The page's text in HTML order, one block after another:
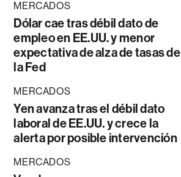
MERCADOS
Dólar cae tras débil dato de
empleo en EE.UU. y menor
expectativa de alza de tasas de
la Fed
MERCADOS
Yen avanza tras el débil dato
laboral de EE.UU. y crece la
alerta por posible intervención
MERCADOS